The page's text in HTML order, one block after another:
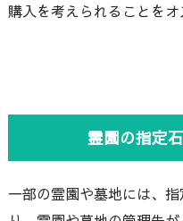
購入を考えられることをオ
霊園の指定
一部の霊園や墓地には、